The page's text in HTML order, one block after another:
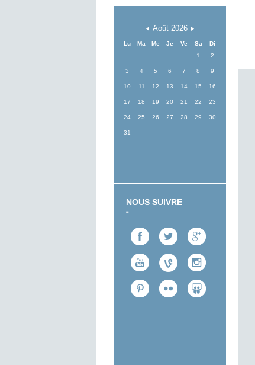
Août 2026
Lu Ma Me Je Ve Sa
Di
1
2
3 4 5 6 7 8 9
10 11 12 13 14 15 16
17 18 19 20 21 22 23
24 25 26 27 28 29 30
31
NOUS SUIVRE